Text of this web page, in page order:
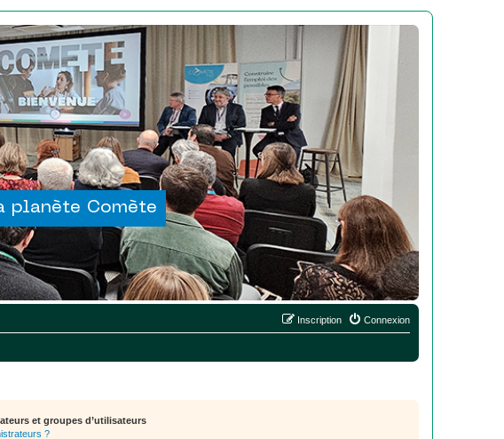
planète Comète
Connexion
Inscription
et groupes d’utilisateurs
?